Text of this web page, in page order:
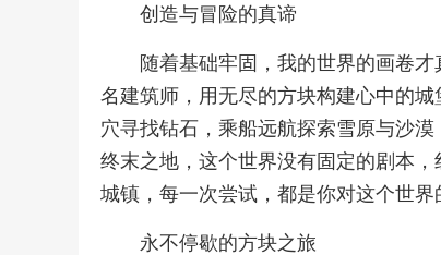
创造与冒险的真谛
随着基础牢固，我的世界的画卷
名建筑师，用无尽的方块构建心中的
穴寻找钻石，乘船远航探索雪原与沙
终末之地，这个世界没有固定的剧本
城镇，每一次尝试，都是你对这个世界
永不停歇的方块之旅